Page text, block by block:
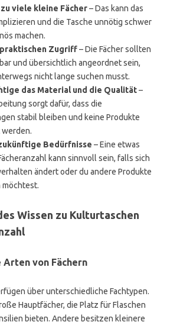
viele kleine Fächer– Das kann das
und die Tasche unnötig schwer
machen.
Zugriff– Die Fächer sollten
und übersichtlich angeordnet sein,
nicht lange suchen musst.
das Material und die Qualität–
sorgt dafür, dass die
stabil bleiben und keine Produkte
werden.
Bedürfnisse – Eine etwas
kann sinnvoll sein, falls sich
ändert oder du andere Produkte
möchtest.
Wissen zu Kulturtaschen
Arten von Fächern
über unterschiedliche Fachtypen.
Hauptfächer, die Platz für Flaschen
bieten. Andere besitzen kleinere